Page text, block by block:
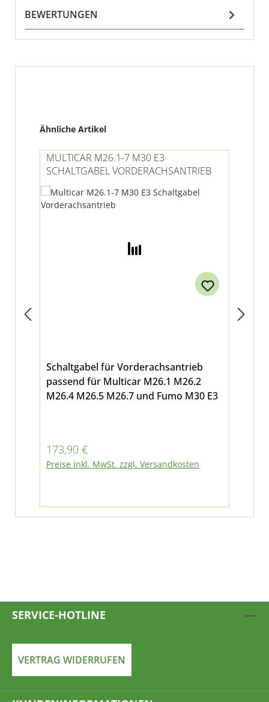
BEWERTUNGEN
Produktgalerie überspringen
Ähnliche Artikel
MULTICAR M26.1-7 M30 E3
SCHALTGABEL VORDERACHSANTRIEB
Schaltgabel für Vorderachsantrieb
passend für Multicar M26.1 M26.2
M26.4 M26.5 M26.7 und Fumo M30 E3
Regulärer Preis:
173,90 €
Preise inkl. MwSt. zzgl. Versandkosten
SERVICE-HOTLINE
VERTRAG WIDERRUFEN